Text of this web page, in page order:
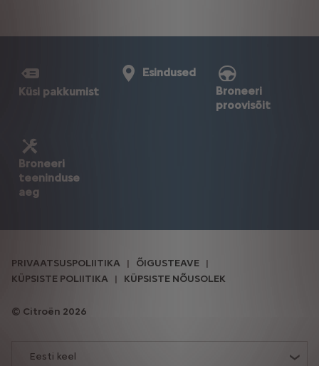
Küsi pakkumist
Esindused
Broneeri
proovisõit
Broneeri
teeninduse
aeg
Eesti keel
Citroën 2026
PRIVAATSUSPOLIITIKA
ÕIGUSTEAVE
KÜPSISTE POLIITIKA
KÜPSISTE NÕUSOLEK